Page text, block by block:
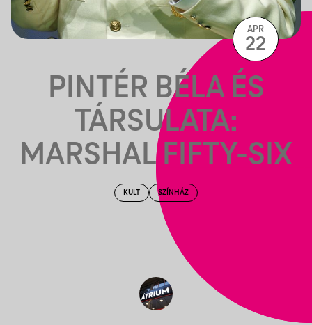
PINTÉR BÉLA ÉS
TÁRSULATA:
MARSHAL FIFTY-SIX
KULT SZÍNHÁZ
APR
22